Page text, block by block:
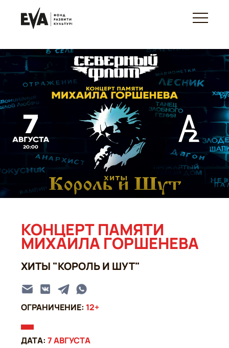
КОНЦЕРТ ПАМЯТИ
МИХАИЛА ГОРШЕНЕВА
ХИТЫ "КОРОЛЬ И ШУТ"
ОГРАНИЧЕНИЕ: 12+
ДАТА: 7 АВГУСТА